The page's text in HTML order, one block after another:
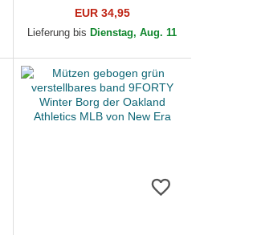
Crown A Frame Fray der
Oakland Athletics MLB von
EUR 34,95
Lieferung bis Dienstag, Aug. 11